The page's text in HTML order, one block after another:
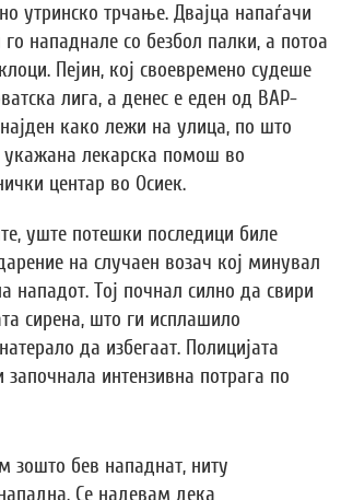
утринско трчање. Двајца напаѓачи
го нападнале со безбол палки, а потоа
Пејин, кој своевремено судеше
лига, а денес е еден од ВАР-
како лежи на улица, по што
лекарска помош во
центар во Осиек.
уште потешки последици биле
на случаен возач кој минувал
нападот. Тој почнал силно да свири
сирена, што ги исплашило
да избегаат. Полицијата
интензивна потрага по
зошто бев нападнат, ниту
Се надевам дека